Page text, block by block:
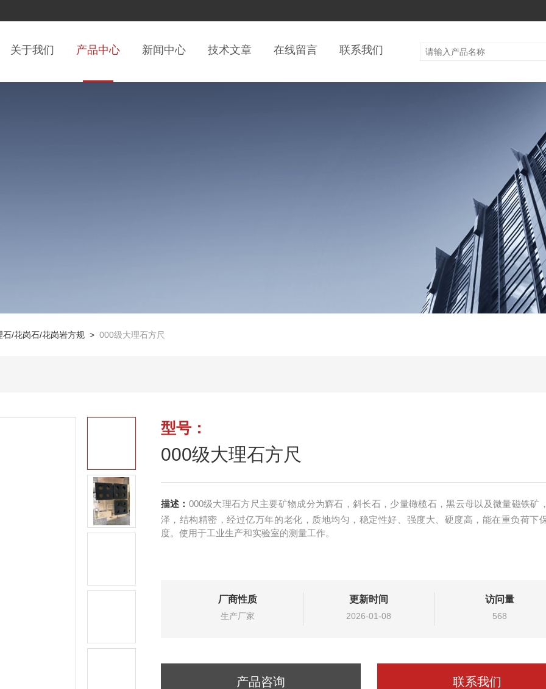
关于我们 产品中心 新闻中心 技术文章 在线留言 联系我们
石/花岗石/花岗岩方规 > 000级大理石方尺
型号：
000级大理石方尺
描述： 000级大理石方尺主要矿物成分为辉石，斜长石，少量橄榄石，黑云母以及微量磁铁矿
泽，结构精密，经过亿万年的老化，质地均匀，稳定性好、强度大、硬度高，能在重负荷下
度。使用于工业生产和实验室的测量工作。
厂商性质
生产厂家
更新时间
2026-01-08
访问量
568
产品咨询 联系我们